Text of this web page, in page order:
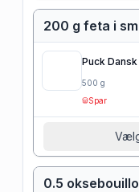
200 g feta i
Puck
500 g
Spar
0.5